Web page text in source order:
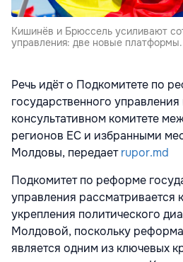
Кишинёв и Брюссель усиливают
управления: две новые платформы.
Речь идёт о Подкомитете по
государственного
консультативном комитете
регионов ЕС и избранными
Молдовы, передаетrupor.md
Подкомитет по реформе
управления рассматривается
укрепления политического
Молдовой, поскольку
является одним из ключевых